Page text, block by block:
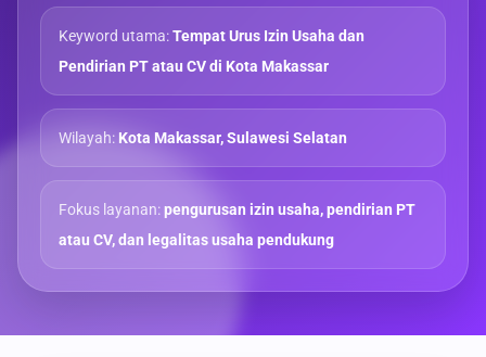
Keyword utama:Tempat Urus Izin Usaha dan
Pendirian PT atau CV di Kota Makassar
Wilayah:Kota Makassar, Sulawesi Selatan
Fokus layanan:pengurusan izin usaha, pendirian PT
atau CV, dan legalitas usaha pendukung